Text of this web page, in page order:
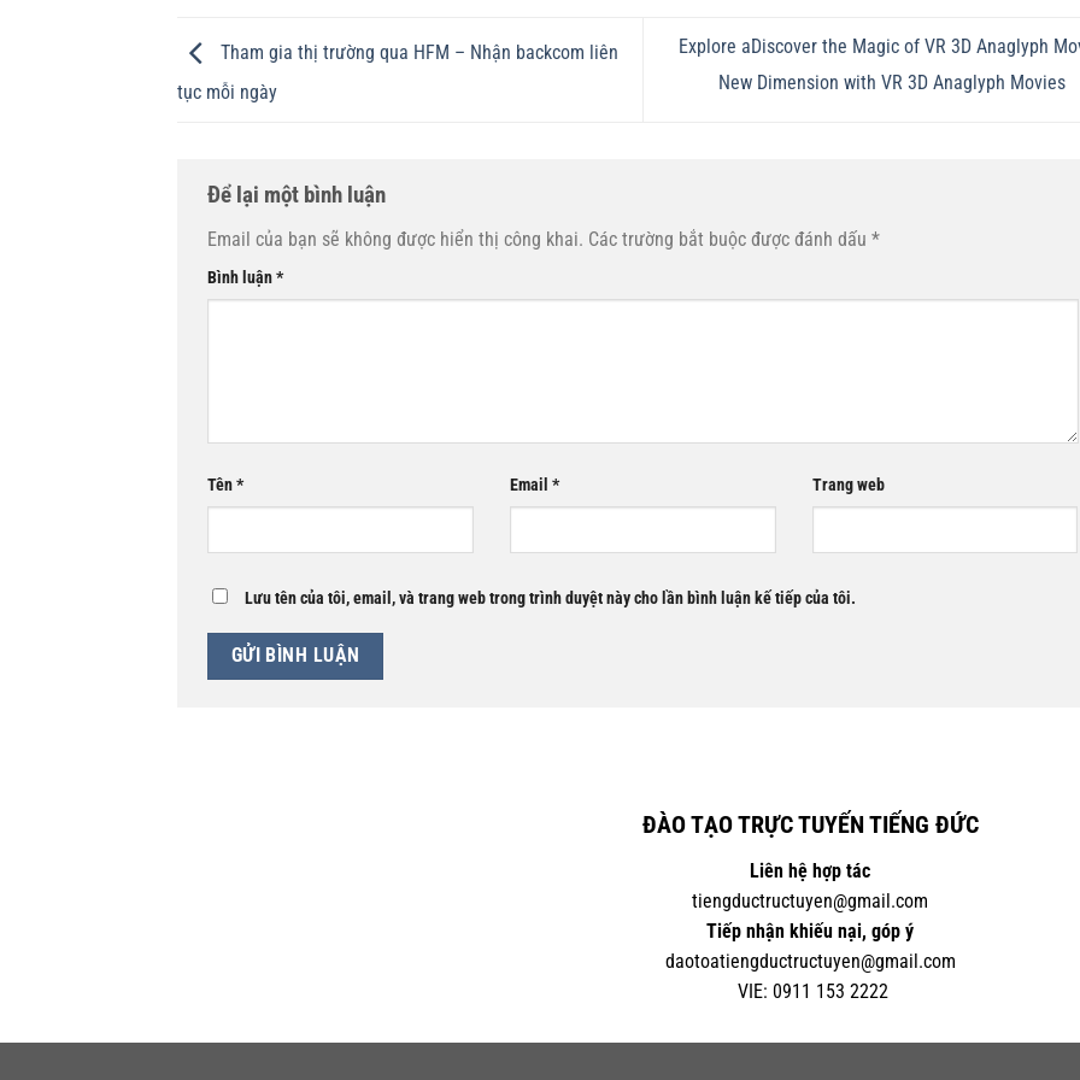
Tham gia thị trường qua HFM – Nhận backcom liên
tục mỗi ngày
Explore aDiscover the Magic of VR 3D Anaglyph
New Dimension with VR 3D Anaglyph Movies
Để lại một bình luận
Email của bạn sẽ không được hiển thị công khai. Các trường bắt buộc được đánh dấu *
Bình luận*
Tên* Email * Trang web
Lưu tên của tôi, email, và trang web trong trình duyệt này cho lần bình luận kế tiếp của tôi.
ĐÀO TẠO TRỰC TUYẾN TIẾNG ĐỨC
Liên hệ hợp tác
tiengductructuyen@gmail.com
Tiếp nhận khiếu nại, góp ý
daotoatiengductructuyen@gmail.com
VIE: 0911 153 2222